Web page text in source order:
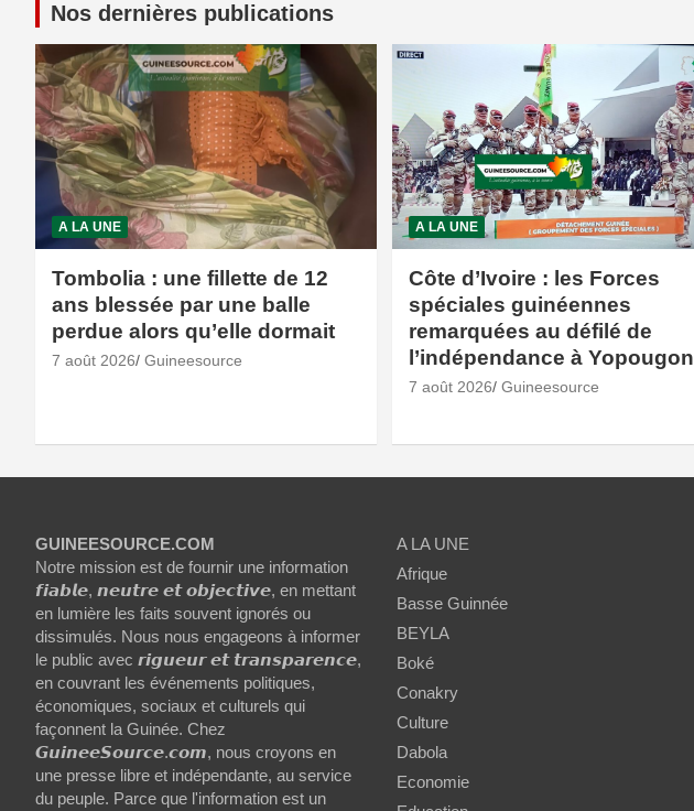
Nos dernières publications
A LA UNE
Tombolia : une fillette de 12
ans blessée par une balle
perdue alors qu’elle dormait
7 août 2026 Guineesource
A LA UNE
Côte d’Ivoire : les Forces
spéciales guinéennes
remarquées au défilé de
l’indépendance à Yopougon
7 août 2026 Guineesource
GUINEESOURCE.COM
Notre mission est de fournir une information
𝙛𝙞𝙖𝙗𝙡𝙚, 𝙣𝙚𝙪𝙩𝙧𝙚 𝙚𝙩 𝙤𝙗𝙟𝙚𝙘𝙩𝙞𝙫𝙚, en mettant
en lumière les faits souvent ignorés ou
dissimulés. Nous nous engageons à informer
le public avec 𝙧𝙞𝙜𝙪𝙚𝙪𝙧 𝙚𝙩 𝙩𝙧𝙖𝙣𝙨𝙥𝙖𝙧𝙚𝙣𝙘𝙚,
en couvrant les événements politiques,
économiques, sociaux et culturels qui
façonnent la Guinée. Chez
𝙂𝙪𝙞𝙣𝙚𝙚𝙎𝙤𝙪𝙧𝙘𝙚.𝙘𝙤𝙢, nous croyons en
une presse libre et indépendante, au service
du peuple. Parce que l'information est un
A LA UNE
Afrique
Basse Guinnée
BEYLA
Boké
Conakry
Culture
Dabola
Economie